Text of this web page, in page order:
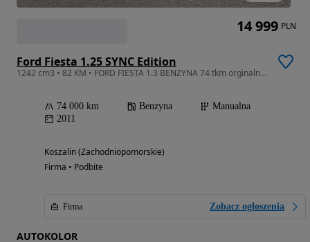
Ford Fiesta 1.25 SYNC Edition
1242 cm3 • 82 KM • FORD FIESTA 1.3 BENZYNA 74 tkm orginalny przebieg
74 000 km Benzyna
Manualna
2011
Koszalin (Zachodniopomorskie)
Firma • Podbite
Firma Zobacz ogłoszenia
AUTOKOLOR
14 999 PLN